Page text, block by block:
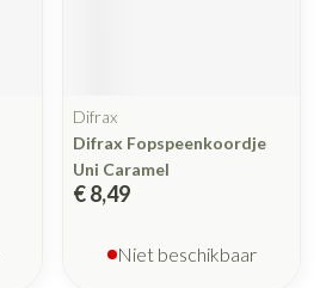
Difrax
Difrax Fopspeenkoordje
Uni Caramel
€ 8,49
Niet beschikbaar